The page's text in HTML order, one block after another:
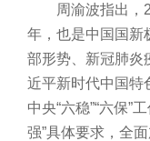
周渝波指出，
年，也是中国国新
部形势、新冠肺炎
近平新时代中国特
中央“六稳”“六保”
强”具体要求，全